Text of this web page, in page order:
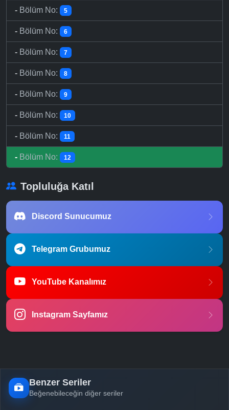
- Bölüm No: 5
- Bölüm No: 6
- Bölüm No: 7
- Bölüm No: 8
- Bölüm No: 9
- Bölüm No: 10
- Bölüm No: 11
- Bölüm No: 12
Topluluğa Katıl
Discord Sunucumuz
Telegram Grubumuz
YouTube Kanalımız
Instagram Sayfamız
Benzer Seriler
Beğenebileceğin diğer seriler